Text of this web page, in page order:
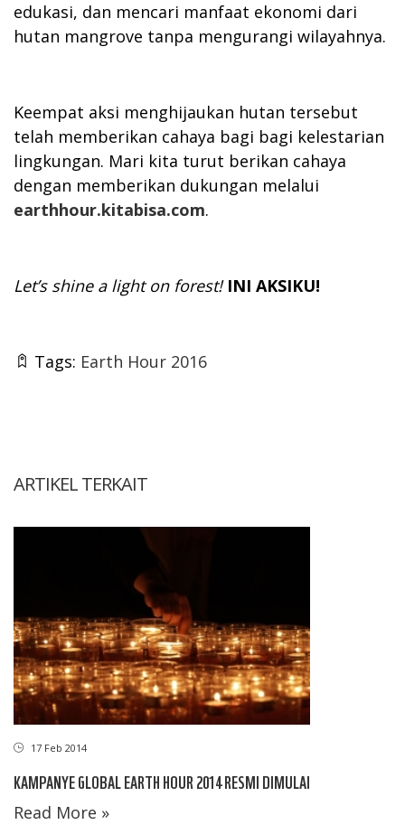
edukasi, dan mencari manfaat ekonomi dari
hutan mangrove tanpa mengurangi wilayahnya.
Keempat aksi menghijaukan hutan tersebut
telah memberikan cahaya bagi bagi kelestarian
lingkungan. Mari kita turut berikan cahaya
dengan memberikan dukungan melalui
earthhour.kitabisa.com.
Let’s shine a light on forest! INI AKSIKU!
Tags: Earth Hour 2016
ARTIKEL TERKAIT
17 Feb 2014
KAMPANYE GLOBAL EARTH HOUR 2014 RESMI DIMULAI
Read More »